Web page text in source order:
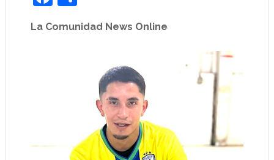
La Comunidad News Online